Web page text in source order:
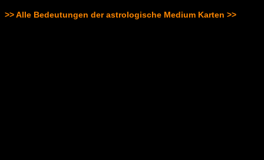
>> Alle Bedeutungen der astrologische Medium Karten >>